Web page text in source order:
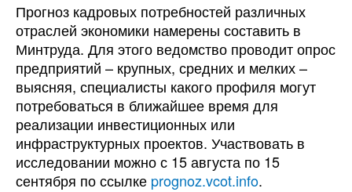
Прогноз кадровых потребностей различных
отраслей экономики намерены составить в
Минтруда. Для этого ведомство проводит опрос
предприятий – крупных, средних и мелких –
выясняя, специалисты какого профиля могут
потребоваться в ближайшее время для
реализации инвестиционных или
инфраструктурных проектов. Участвовать в
исследовании можно с 15 августа по 15
сентября по ссылке prognoz.vcot.info.